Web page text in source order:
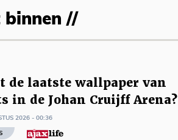
binnen //
de laatste wallpaper van
in de Johan Cruijff Arena?
2026 - 00:36